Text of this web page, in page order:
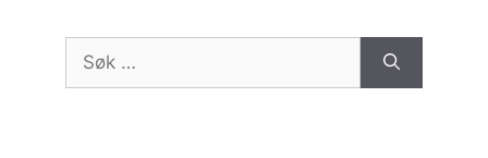
etter: